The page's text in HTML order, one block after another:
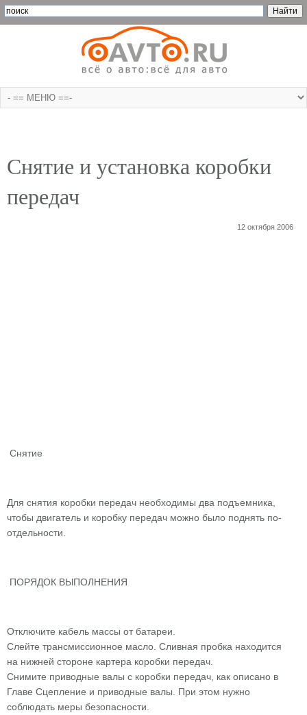
Снятие и установка коробки
передач
12 октября 2006
Снятие
Для снятия коробки передач необходимы два подъемника,
чтобы двигатель и коробку передач можно было поднять по-
отдельности.
ПОРЯДОК ВЫПОЛНЕНИЯ
Отключите кабель массы от батареи.
Слейте трансмиссионное масло. Сливная пробка находится
на нижней стороне картера коробки передач.
Снимите приводные валы с коробки передач, как описано в
Главе Сцепление и приводные валы. При этом нужно
соблюдать меры безопасности.